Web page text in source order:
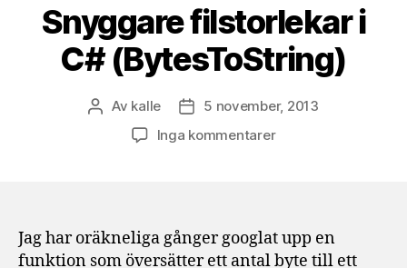
Snyggare filstorlekar i
C# (BytesToString)
Inläggsförfattare
Av kalle Inläggsdatum
5 november, 2013
Inga kommentarertill
(BytesToString)
Jag har oräkneliga gånger googlat upp en
funktion som översätter ett antal byte till ett